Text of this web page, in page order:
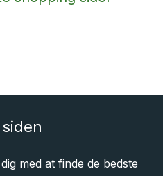
med at finde de bedste